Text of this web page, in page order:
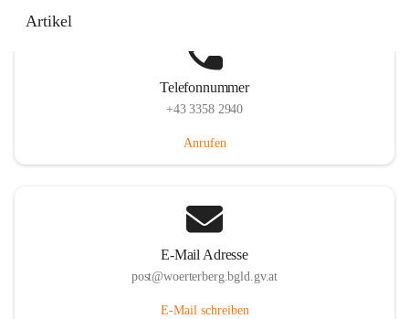
Artikel
Telefonnummer
+43 3358 2940
Anrufen
E-Mail Adresse
post@woerterberg.bgld.gv.at
E-Mail schreiben